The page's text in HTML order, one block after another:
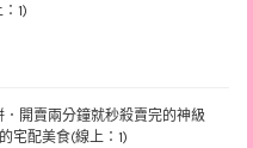
1)
．開賣兩分鐘就秒殺賣完的神級
宅配美食(線上：1)